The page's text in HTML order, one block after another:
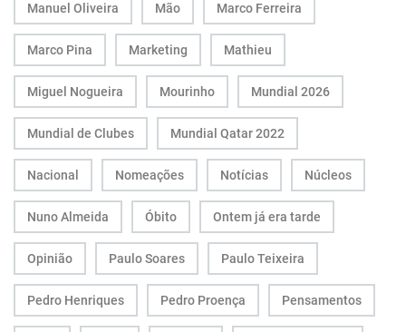
Manuel Oliveira Mão Marco Ferreira
Marco Pina Marketing Mathieu
Miguel Nogueira Mourinho Mundial 2026
Mundial de Clubes Mundial Qatar 2022
Nacional Nomeações Notícias Núcleos
Nuno Almeida Óbito Ontem já era tarde
Opinião Paulo Soares Paulo Teixeira
Pedro Henriques Pedro Proença Pensamentos